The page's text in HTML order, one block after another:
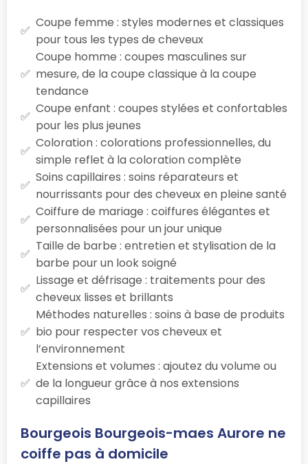
Coupe femme : styles modernes et classiques
pour tous les types de cheveux
Coupe homme : coupes masculines sur
mesure, de la coupe classique à la coupe
tendance
Coupe enfant : coupes stylées et confortables
pour les plus jeunes
Coloration : colorations professionnelles, du
simple reflet à la coloration complète
Soins capillaires : soins réparateurs et
nourrissants pour des cheveux en pleine santé
Coiffure de mariage : coiffures élégantes et
personnalisées pour un jour unique
Taille de barbe : entretien et stylisation de la
barbe pour un look soigné
Lissage et défrisage : traitements pour des
cheveux lisses et brillants
Méthodes naturelles : soins à base de produits
bio pour respecter vos cheveux et
l’environnement
Extensions et volumes : ajoutez du volume ou
de la longueur grâce à nos extensions
capillaires
Bourgeois Bourgeois-maes Aurore ne
coiffe pas à domicile